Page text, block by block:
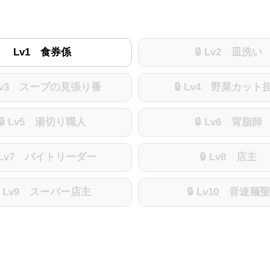
Lv1 食券係 🔒 Lv2 皿洗い
スープの見張り番 🔒 Lv4 野菜カット
Lv5 湯切り職人 🔒 Lv6 背脂師
バイトリーダー 🔒 Lv8 店主
Lv9 スーパー店主 🔒 Lv10 音速麺聖